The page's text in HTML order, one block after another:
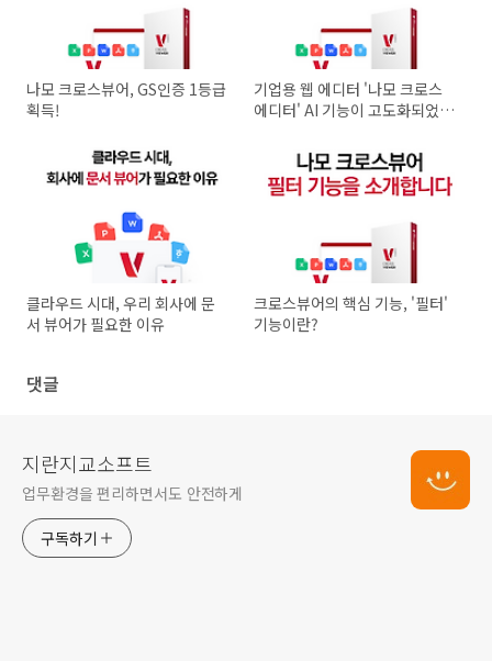
나모 크로스뷰어, GS인증 1등급
획득!
기업용 웹 에디터 '나모 크로스
에디터' AI 기능이 고도화되었습
클라우드 시대, 우리 회사에 문
서 뷰어가 필요한 이유
크로스뷰어의 핵심 기능, '필터'
기능이란?
댓글
지란지교소프트
업무환경을 편리하면서도 안전하게
구독하기